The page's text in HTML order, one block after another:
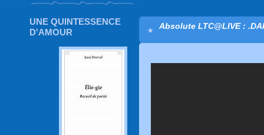
UNE QUINTESSENCE
D'AMOUR
Absolute LTC@LIVE :